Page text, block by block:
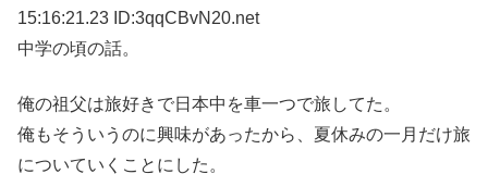
15:16:21.23 ID:3qqCBvN20.net
中学の頃の話。
俺の祖父は旅好きで日本中を車一つで旅してた。
俺もそういうのに興味があったから、夏休みの一月だけ旅
についていくことにした。